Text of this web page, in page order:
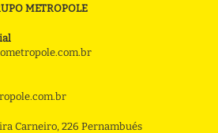
METROPOLE
Carneiro, 226 Pernambués